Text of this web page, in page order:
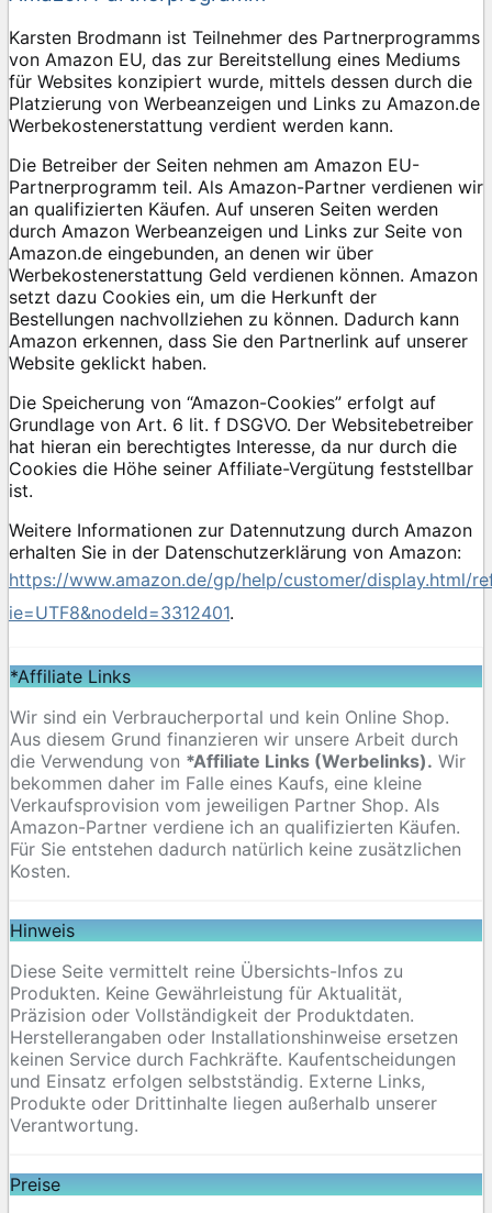
Karsten Brodmann ist Teilnehmer des Partnerprogramms
von Amazon EU, das zur Bereitstellung eines Mediums
für Websites konzipiert wurde, mittels dessen durch die
Platzierung von Werbeanzeigen und Links zu Amazon.de
Werbekostenerstattung verdient werden kann.
Die Betreiber der Seiten nehmen am Amazon EU-
Partnerprogramm teil. Als Amazon-Partner verdienen wir
an qualifizierten Käufen. Auf unseren Seiten werden
durch Amazon Werbeanzeigen und Links zur Seite von
Amazon.de eingebunden, an denen wir über
Werbekostenerstattung Geld verdienen können. Amazon
setzt dazu Cookies ein, um die Herkunft der
Bestellungen nachvollziehen zu können. Dadurch kann
Amazon erkennen, dass Sie den Partnerlink auf unserer
Website geklickt haben.
Die Speicherung von “Amazon-Cookies” erfolgt auf
Grundlage von Art. 6 lit. f DSGVO. Der Websitebetreiber
hat hieran ein berechtigtes Interesse, da nur durch die
Cookies die Höhe seiner Affiliate-Vergütung feststellbar
ist.
Weitere Informationen zur Datennutzung durch Amazon
erhalten Sie in der Datenschutzerklärung von Amazon:
https://www.amazon.de/gp/help/customer/display.html/
ie=UTF8&nodeId=3312401.
*Affiliate Links
Wir sind ein Verbraucherportal und kein Online Shop.
Aus diesem Grund finanzieren wir unsere Arbeit durch
die Verwendung von *Affiliate Links (Werbelinks). Wir
bekommen daher im Falle eines Kaufs, eine kleine
Verkaufsprovision vom jeweiligen Partner Shop. Als
Amazon-Partner verdiene ich an qualifizierten Käufen.
Für Sie entstehen dadurch natürlich keine zusätzlichen
Kosten.
Hinweis
Diese Seite vermittelt reine Übersichts-Infos zu
Produkten. Keine Gewährleistung für Aktualität,
Präzision oder Vollständigkeit der Produktdaten.
Herstellerangaben oder Installationshinweise ersetzen
keinen Service durch Fachkräfte. Kaufentscheidungen
und Einsatz erfolgen selbstständig. Externe Links,
Produkte oder Drittinhalte liegen außerhalb unserer
Verantwortung.
Preise